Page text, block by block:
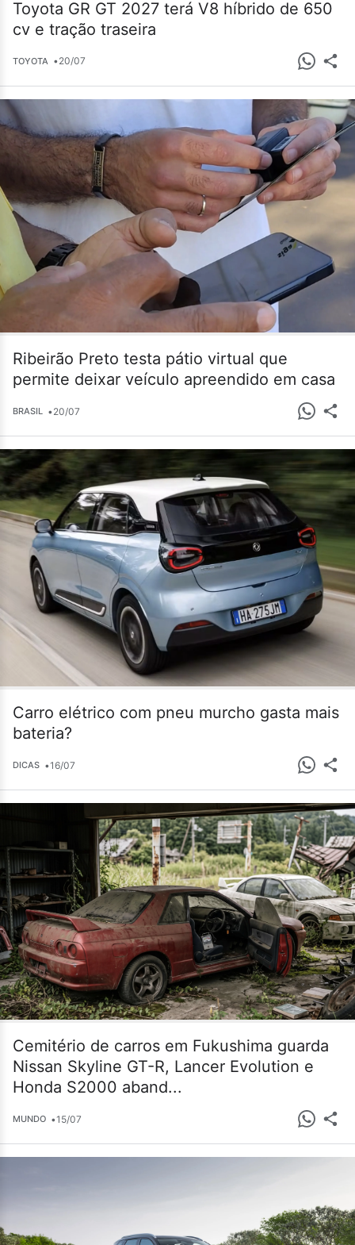
Toyota GR GT 2027 terá V8 híbrido de 650
cv e tração traseira
TOYOTA •20/07
Ribeirão Preto testa pátio virtual que
permite deixar veículo apreendido em casa
BRASIL •20/07
Carro elétrico com pneu murcho gasta mais
bateria?
DICAS •16/07
Cemitério de carros em Fukushima guarda
Nissan Skyline GT-R, Lancer Evolution e
Honda S2000 aband...
MUNDO •15/07